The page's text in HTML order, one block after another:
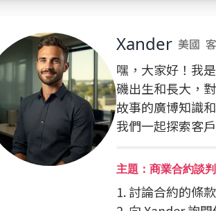
Xander 美國
嘿，大家好！我
磯出生和長大，
故事的廣博知識
我們一起探索客
主題：商業合約談判
1. 討論合約的條